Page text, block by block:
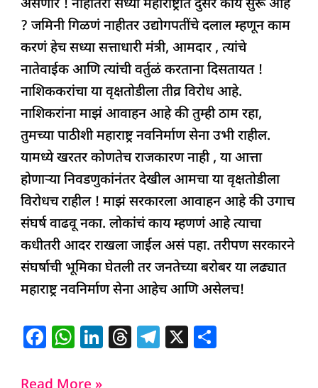
असणार ! नाहीतरी सध्या महाराष्ट्रात दुसरं काय सुरू आहे
? जमिनी गिळणं नाहीतर उद्योगपतींचे दलाल म्हणून काम
करणं हेच सध्या सत्ताधारी मंत्री, आमदार , त्यांचे
नातेवाईक आणि त्यांची वर्तुळं करताना दिसतायत !
नाशिककरांचा या वृक्षतोडीला तीव्र विरोध आहे.
नाशिकरांना माझं आवाहन आहे की तुम्ही ठाम रहा,
तुमच्या पाठीशी महाराष्ट्र नवनिर्माण सेना उभी राहील.
यामध्ये खरतर कोणतेच राजकारण नाही , या आत्ता
होणाऱ्या निवडणुकांनंतर देखील आमचा या वृक्षतोडीला
विरोधच राहील ! माझं सरकारला आवाहन आहे की उगाच
संघर्ष वाढवू नका. लोकांचं काय म्हणणं आहे त्याचा
कधीतरी आदर राखला जाईल असं पहा. तरीपण सरकारने
संघर्षाची भूमिका घेतली तर जनतेच्या बरोबर या लढ्यात
महाराष्ट्र नवनिर्माण सेना आहेच आणि असेलच!
F W Li T T X